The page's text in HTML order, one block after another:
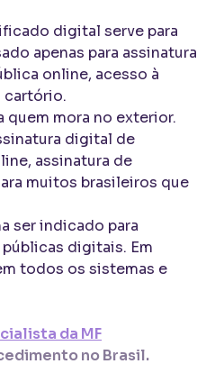
digital serve para
apenas para assinatura
online, acesso à
cartório.
mora no exterior.
digital de
assinatura de
muitos brasileiros que
ser indicado para
digitais. Em
todos os sistemas e
da MF
no Brasil.